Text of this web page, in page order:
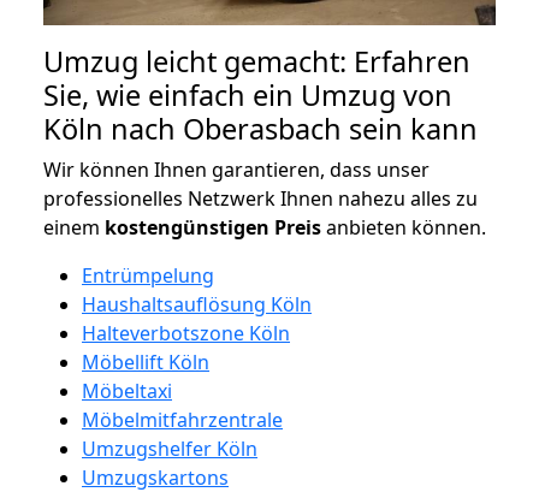
Umzug leicht gemacht: Erfahren
Sie, wie einfach ein Umzug von
Köln nach Oberasbach sein kann
Wir können Ihnen garantieren, dass unser
professionelles Netzwerk Ihnen nahezu alles zu
einem kostengünstigen Preisanbieten können.
Entrümpelung
Haushaltsauflösung Köln
Halteverbotszone Köln
Möbellift Köln
Möbeltaxi
Möbelmitfahrzentrale
Umzugshelfer Köln
Umzugskartons